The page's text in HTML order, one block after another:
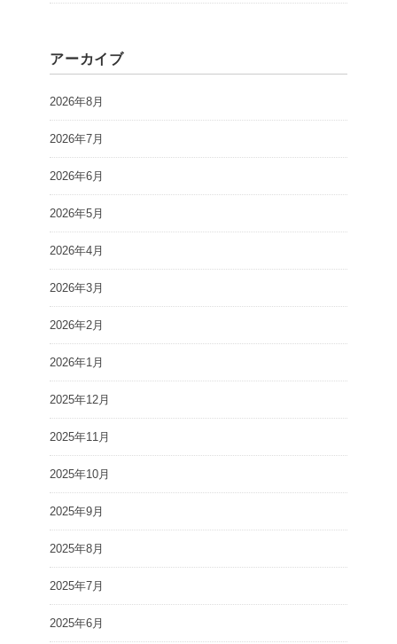
アーカイブ
2026年8月
2026年7月
2026年6月
2026年5月
2026年4月
2026年3月
2026年2月
2026年1月
2025年12月
2025年11月
2025年10月
2025年9月
2025年8月
2025年7月
2025年6月